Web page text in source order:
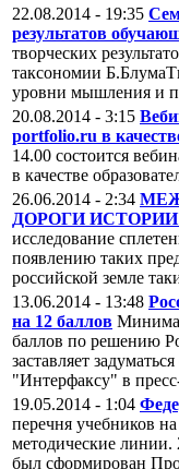
22.08.2014 - 19:35
результатов
творческих
таксономии
уровни мышления и
20.08.2014 - 3:15
portfolio.ru в
14.00 состоится
в качестве
26.06.2014 - 2:34
ДОРОГИ
исследование
появлению таких
российской земле
13.06.2014 - 13:48
на 12 баллов
баллов по решению
заставляет
"Интерфаксу" в
19.05.2014 - 1:04
перечня учебников
методические линии.
был сформирован